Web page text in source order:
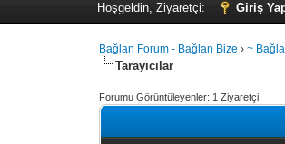
Hoşgeldin, Ziyaretçi: Giriş
Bağlan Forum - Bağlan Bize ›~
Tarayıcılar
Forumu Görüntüleyenler: 1 Ziyaretçi